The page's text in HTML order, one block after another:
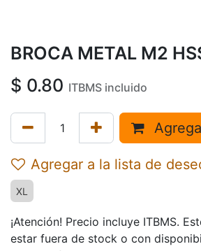
BROCA METAL M2
$ 0.80 ITBMS incluido
Agregar a la lista de
XL
¡Atención! Precio incluye ITBMS.
estar fuera de stock o con